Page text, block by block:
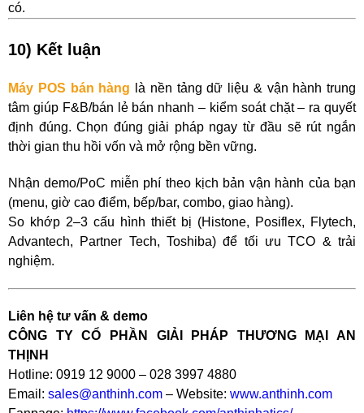
có.
10) Kết luận
Máy POS bán hàng là nền tảng dữ liệu & vận hành trung
tâm giúp F&B/bán lẻ bán nhanh – kiểm soát chặt – ra quyết
định đúng. Chọn đúng giải pháp ngay từ đầu sẽ rút ngắn
thời gian thu hồi vốn và mở rộng bền vững.
Nhận demo/PoC miễn phí theo kịch bản vận hành của bạn
(menu, giờ cao điểm, bếp/bar, combo, giao hàng).
So khớp 2–3 cấu hình thiết bị (Histone, Posiflex, Flytech,
Advantech, Partner Tech, Toshiba) để tối ưu TCO & trải
nghiệm.
Liên hệ tư vấn & demo
CÔNG TY CỔ PHẦN GIẢI PHÁP THƯƠNG MẠI AN
THỊNH
Hotline: 0919 12 9000 – 028 3997 4880
Email: sales@anthinh.com – Website: www.anthinh.com